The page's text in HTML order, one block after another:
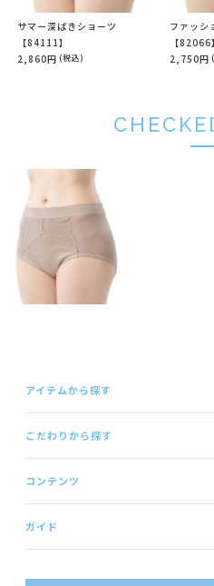
サマー深ばきショーツ
【84111】
2,860円 (税込)
ファッシ
【82066】
2,750円
アイテムから探す
こだわりから探す
コンテンツ
ガイド